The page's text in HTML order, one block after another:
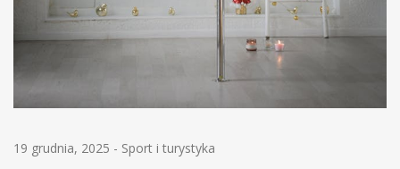
19 grudnia, 2025 - Sport i turystyka